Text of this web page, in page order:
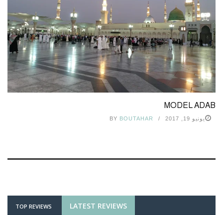
MODEL ADAB
يونيو 19, 2017 BY BOUTAHAR
LATEST REVIEWS
TOP REVIEWS